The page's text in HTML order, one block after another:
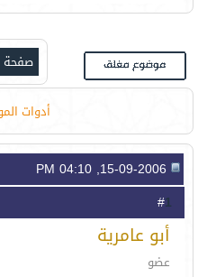
صفحة 1 من 3
أدوات
1
أبو عامرية
عضو